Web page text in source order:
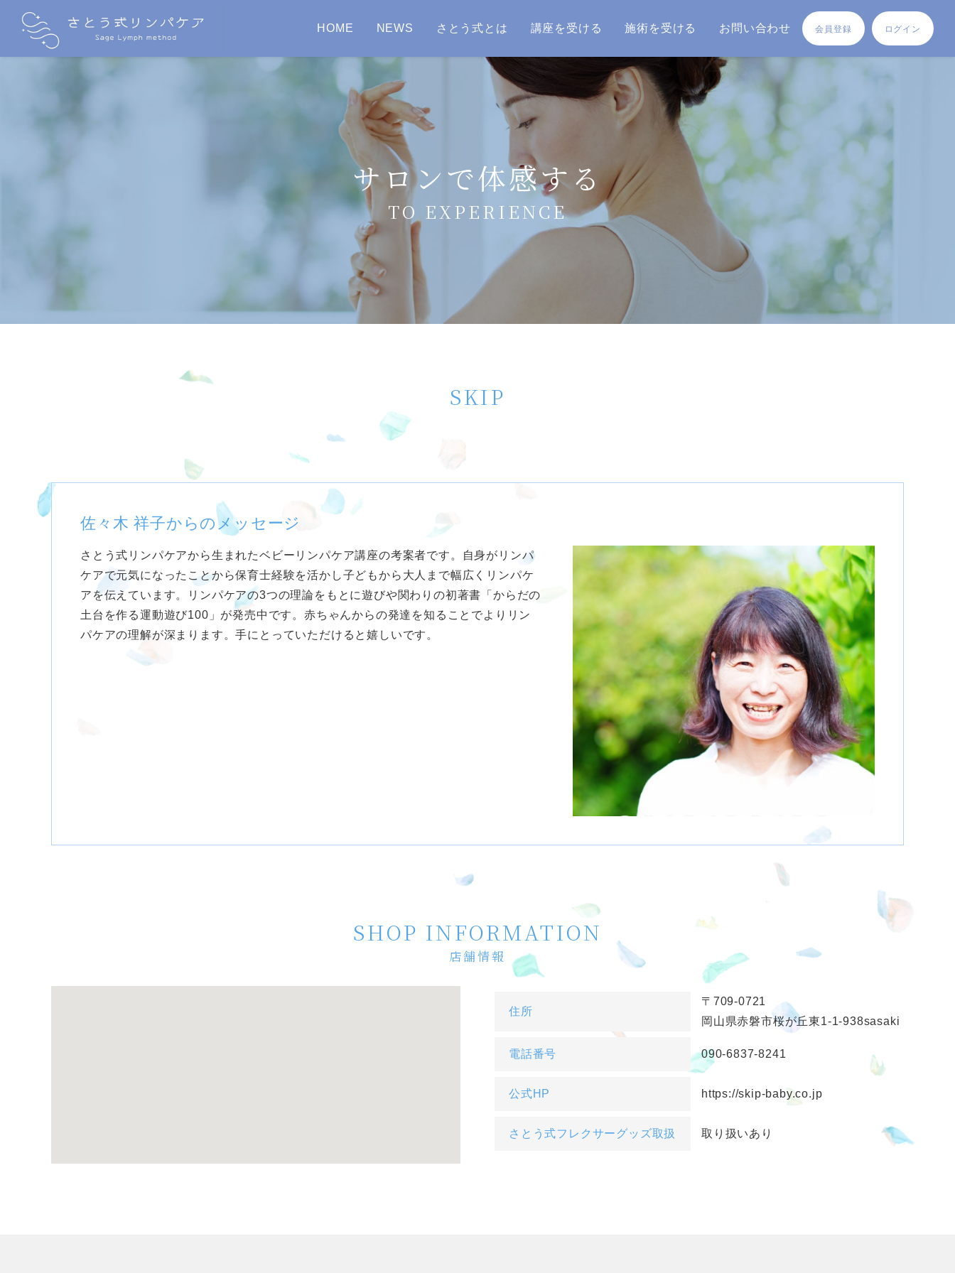
HOME NEWS さとう式とは 講座を受ける 施術を受ける お問い合わせ 会員登録 ログイン
サロンで体感する
TO EXPERIENCE
SKIP
佐々木 祥子からのメッセージ
さとう式リンパケアから生まれたベビーリンパケア講座の考案者です。自身がリンパ
ケアで元気になったことから保育士経験を活かし子どもから大人まで幅広くリンパケ
アを伝えています。リンパケアの3つの理論をもとに遊びや関わりの初著書「からだの
土台を作る運動遊び100」が発売中です。赤ちゃんからの発達を知ることでよりリン
パケアの理解が深まります。手にとっていただけると嬉しいです。
SHOP INFORMATION
店舗情報
住所
〒709-0721
岡山県赤磐市桜が丘東1-1-938sasaki
電話番号 090-6837-8241
公式HP https://skip-baby.co.jp
さとう式フレクサーグッズ取扱 取り扱いあり